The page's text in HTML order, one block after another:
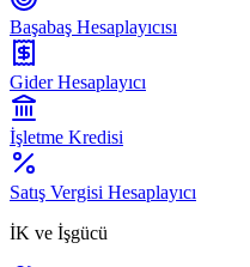
Başabaş Hesaplayıcısı
Gider Hesaplayıcı
İşletme Kredisi
Satış Vergisi Hesaplayıcı
İK ve İşgücü